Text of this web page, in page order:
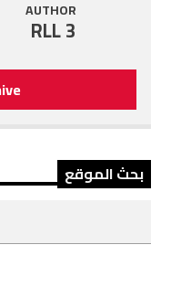
AUTHOR
RLL 3
بحث الموقع